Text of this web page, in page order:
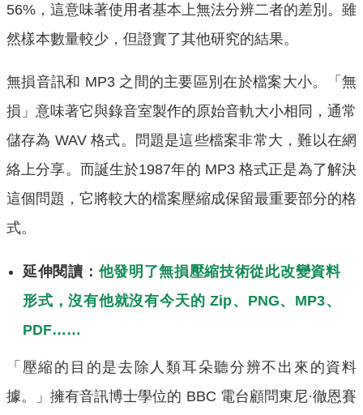
56%，這意味著使用者基本上無法分辨二者的差別。雖
然樣本數量較少，但證實了其他研究的結果。
無損音訊和 MP3 之間的主要區別在於檔案大小。「無
損」意味著它與錄音室製作的原始音軌大小相同，通常
儲存為 WAV 格式。問題是這些檔案非常大，難以在網
絡上分享。而誕生於1987年的 MP3 格式正是為了解決
這個問題，它將較大的檔案壓縮成保留最重要部分的格
式。
延伸閱讀： 他發明了無損壓縮技術從此改變資料
形式，沒有他就沒有今天的 Zip、PNG、MP3、
PDF……
「壓縮的目的是去除人類耳朵聽分辨不出來的資料
據。」擁有音訊博士學位的 BBC 電台顧問東尼·徹恩賽